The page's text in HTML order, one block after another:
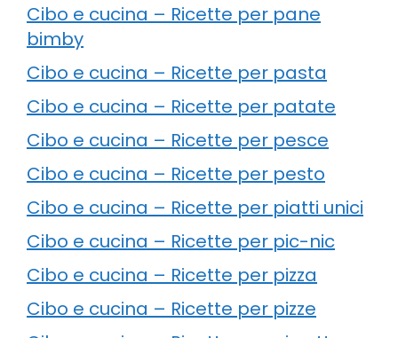
Cibo e cucina – Ricette per pane
bimby
Cibo e cucina – Ricette per pasta
Cibo e cucina – Ricette per patate
Cibo e cucina – Ricette per pesce
Cibo e cucina – Ricette per pesto
Cibo e cucina – Ricette per piatti unici
Cibo e cucina – Ricette per pic-nic
Cibo e cucina – Ricette per pizza
Cibo e cucina – Ricette per pizze